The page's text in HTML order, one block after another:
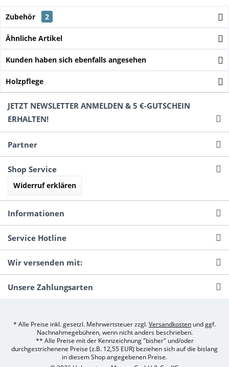
Zubehör 2
Ähnliche Artikel
Kunden haben sich ebenfalls angesehen
Holzpflege
JETZT NEWSLETTER ANMELDEN & 5 €-GUTSCHEIN
ERHALTEN!
Partner
Shop Service
Widerruf erklären
Informationen
Service Hotline
Wir versenden mit:
Unsere Zahlungsarten
* Alle Preise inkl. gesetzl. Mehrwertsteuer zzgl.Versandkosten und ggf.
Nachnahmegebühren, wenn nicht anders beschrieben.
** Alle Preise mit der Kennzeichnung "bisher" und/oder
durchgestrichenene Preise (z.B. 12,55 EUR) beziehen sich auf die bislang
in diesem Shop angegebenen Preise.